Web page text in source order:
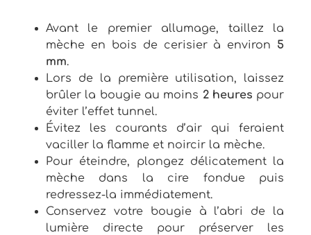
Avant le premier allumage, taillez la
mèche en bois de cerisier à environ 5
mm.
Lors de la première utilisation, laissez
brûler la bougie au moins 2 heures pour
éviter l’effet tunnel.
Évitez les courants d’air qui feraient
vaciller la flamme et noircir la mèche.
Pour éteindre, plongez délicatement la
mèche dans la cire fondue puis
redressez-la immédiatement.
Conservez votre bougie à l’abri de la
lumière directe pour préserver les